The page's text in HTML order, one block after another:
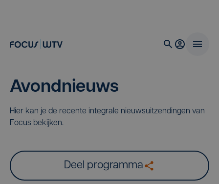
Avondnieuws
Hier kan je de recente integrale nieuwsuitzendingen van
Focus bekijken.
Deel programma